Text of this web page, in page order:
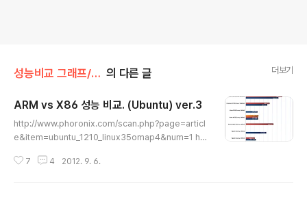
성능비교 그래프/ARM vs X86(X64) 의 다른 글 더보기
ARM vs X86 성능 비교. (Ubuntu) ver.3
http://www.phoronix.com/scan.php?page=articl
e&item=ubuntu_1210_linux35omap4&num=1 htt
item=odroid_panda_linaro&num=1 등등 - 아톰 n2
7 4 2012. 9. 6.